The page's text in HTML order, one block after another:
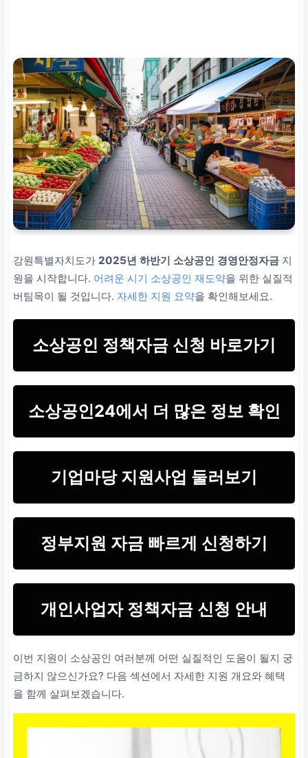
강원특별자치도가 2025년 하반기 소상공인 경영안정자금 지
원을 시작합니다. 어려운 시기 소상공인 재도약을 위한 실질적
버팀목이 될 것입니다. 자세한 지원 요약을 확인해보세요.
소상공인 정책자금 신청 바로가기
소상공인24에서 더 많은 정보 확인
기업마당 지원사업 둘러보기
정부지원 자금 빠르게 신청하기
개인사업자 정책자금 신청 안내
이번 지원이 소상공인 여러분께 어떤 실질적인 도움이 될지 궁
금하지 않으신가요? 다음 섹션에서 자세한 지원 개요와 혜택
을 함께 살펴보겠습니다.